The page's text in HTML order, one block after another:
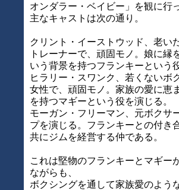
オンダラー・ベイビー」を観に行
主なキャストは次の通り。
クリント・イーストウッド、老い
トレーナーで、頑固モノ。娘に縁
いう背景を持つフランキーという
ヒラリー・スワンク、若くないボ
女性で、頑固モノ。家族の愛に恵
を持つマギーという役を演じる。
モーガン・フリーマン、元ボクサ
プを演じる。フランキーとの付き
共にジムを経営する仲である。
これは堅物のフランキーとマギー
ながらも、
ボクシングを通して家族愛のよう